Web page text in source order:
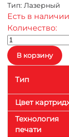
Тип: Лазерный
Есть в наличии
Количество:
Тип
Цвет
Технология
печати